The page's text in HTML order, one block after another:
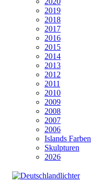
2019
2018
2017
2016
2015
2014
2013
2012
2011
2010
2009
2008
2007
2006
Islands Farben
Skulpturen
2026